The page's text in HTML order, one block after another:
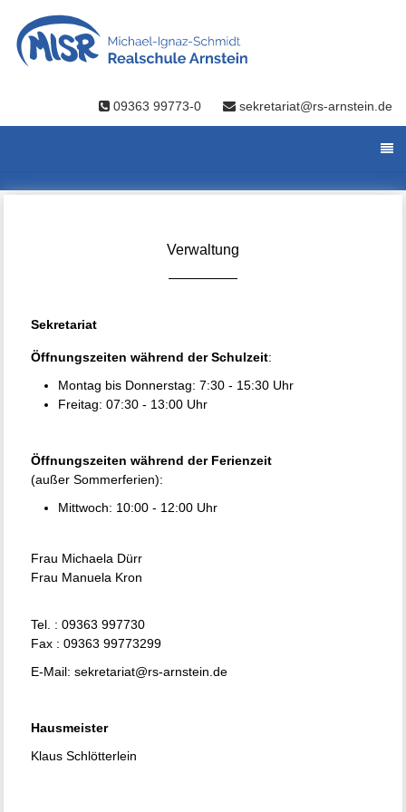
09363 99773-0 sekretariat@rs-arnstein.de
Verwaltung
Sekretariat
Öffnungszeiten während der Schulzeit:
Montag bis Donnerstag: 7:30 - 15:30 Uhr
Freitag: 07:30 - 13:00 Uhr
Öffnungszeiten während der Ferienzeit
(außer Sommerferien):
Mittwoch: 10:00 - 12:00 Uhr
Frau Michaela Dürr
Frau Manuela Kron
Tel. : 09363 997730
Fax : 09363 99773299
E-Mail:sekretariat@rs-arnstein.de
Hausmeister
Klaus Schlötterlein